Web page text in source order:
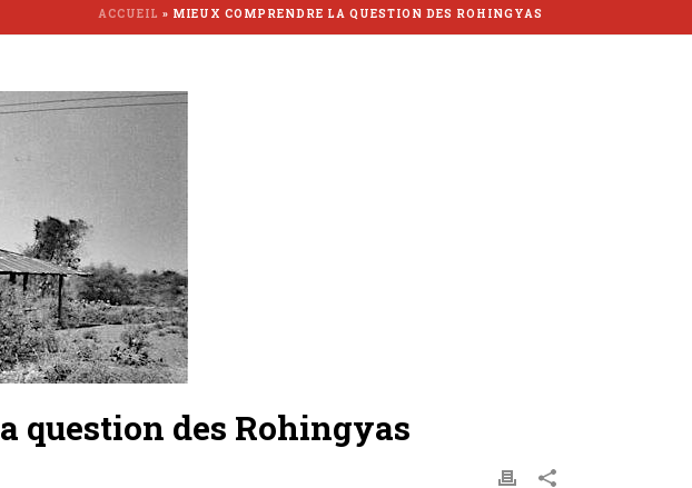
ACCUEIL » MIEUX COMPRENDRE LA QUESTION DES ROHINGYAS
question des Rohingyas